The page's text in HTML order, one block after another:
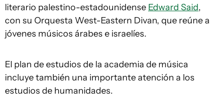
literario palestino-estadounidense Edward Said,
con su Orquesta West-Eastern Divan, que reúne a
jóvenes músicos árabes e israelíes.
El plan de estudios de la academia de música
incluye también una importante atención a los
estudios de humanidades.